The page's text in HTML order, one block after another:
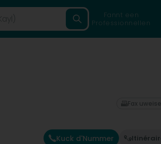
Fannt een
Professionnellen
Kuck d'Nummer
Fax